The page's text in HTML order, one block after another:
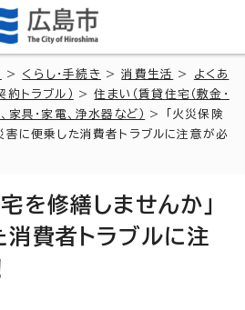
> くらし・手続き >消費生活 > よくあ
トラブル）
>住まい（賃貸住宅（敷金・
家具・家電、浄水器など）
> 「火災保険
害に便乗した消費者トラブルに注意が必
を修繕しませんか」
消費者トラブルに注